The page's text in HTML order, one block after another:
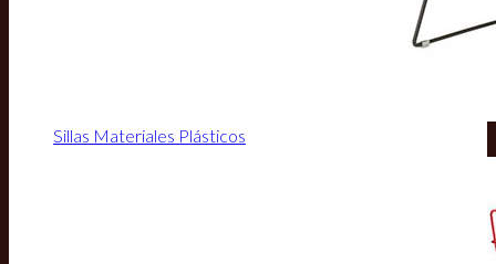
Sillas Materiales Plásticos